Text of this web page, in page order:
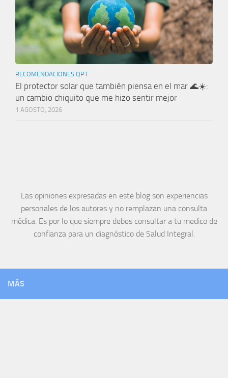
RECOMENDACIONES QPT
El protector solar que también piensa en el mar 🌊☀️:
un cambio chiquito que me hizo sentir mejor
1 AGOSTO, 2026
Las opiniones expresadas en este blog son experiencias
personales de los autores y no remplazan una consulta
médica. Es por lo que siempre debes consultar a tu medico de
confianza para un diagnóstico de Salud Integral.
MÁS